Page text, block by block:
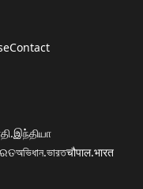
Contact
অভিধান.ভারতचौपाल.भारत